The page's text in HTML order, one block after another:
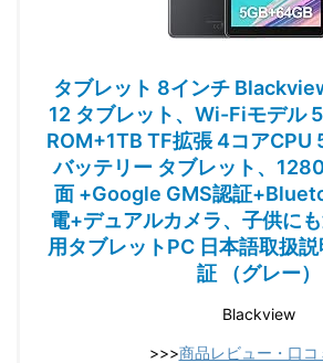
タブレット 8インチ
12 タブレット、Wi-Fiモデル
ROM+1TB TF拡張 4コア
バッテリー タブレット、
面 +Google GMS認証
電+デュアルカメラ、子供に
用タブレットPC 日本語取扱
証 （グレー）
Blackview
>>>商品レビュー・口コ